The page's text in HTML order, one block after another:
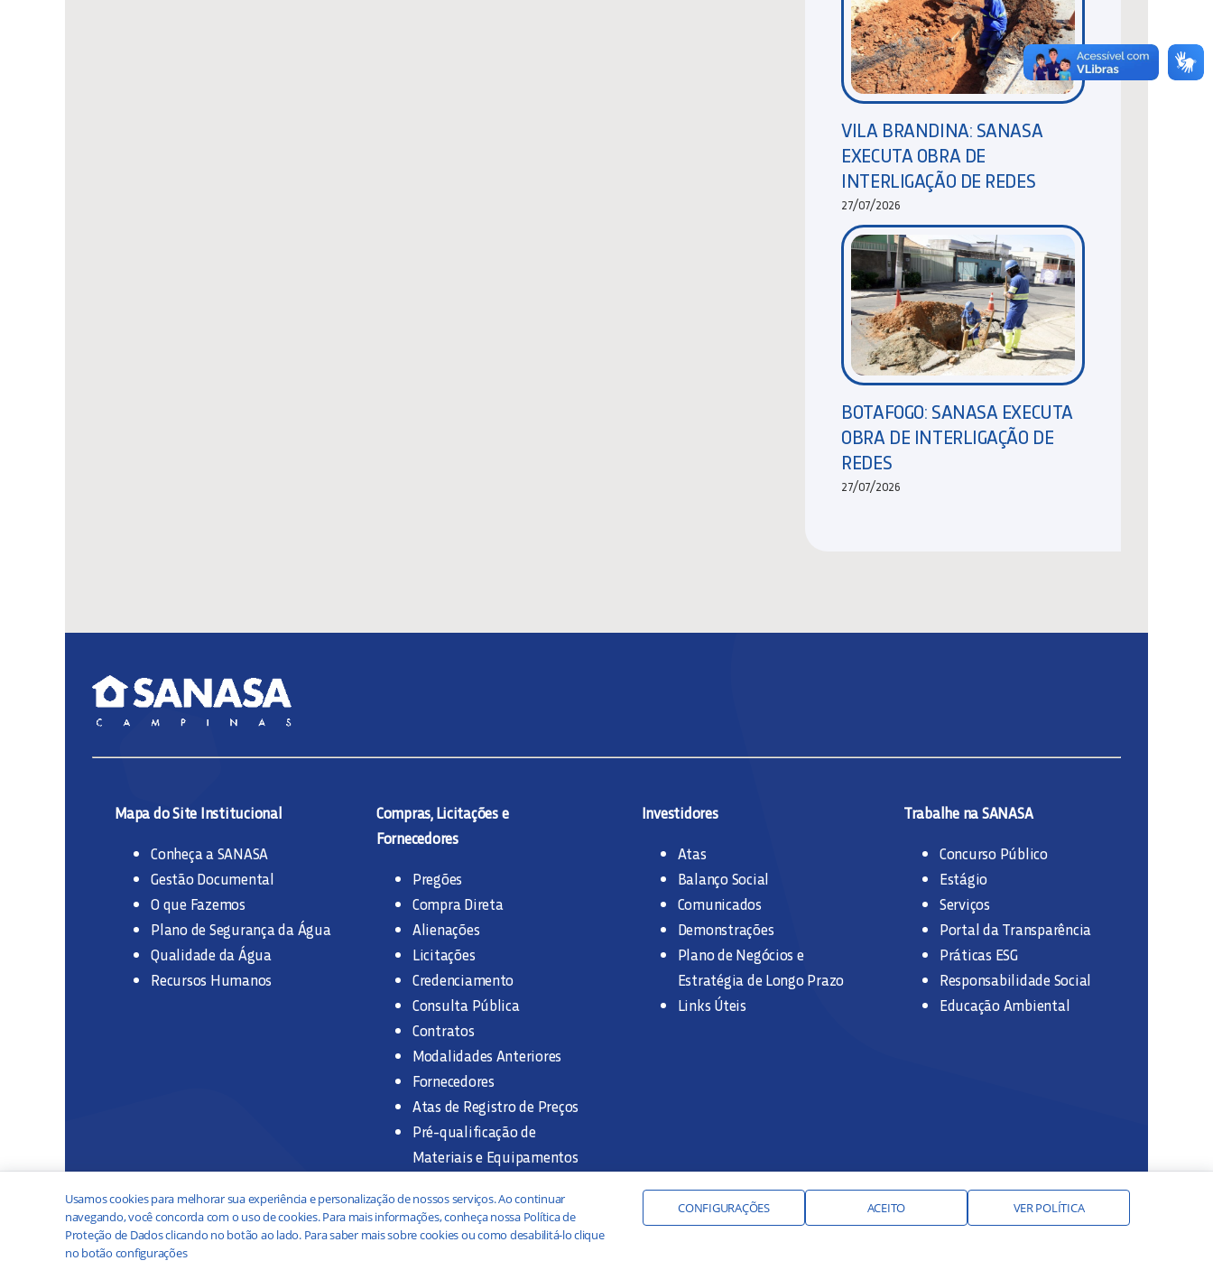
VILA BRANDINA: SANASA
EXECUTA OBRA DE
INTERLIGAÇÃO DE REDES
27/07/2026
BOTAFOGO: SANASA EXECUTA
OBRA DE INTERLIGAÇÃO DE
REDES
27/07/2026
Mapa do Site Institucional
Conheça a SANASA
Gestão Documental
O que Fazemos
Plano de Segurança da Água
Qualidade da Água
Recursos Humanos
Compras, Licitações e
Fornecedores
Pregões
Compra Direta
Alienações
Licitações
Credenciamento
Consulta Pública
Contratos
Modalidades Anteriores
Fornecedores
Atas de Registro de Preços
Pré-qualificação de
Materiais e Equipamentos
Documentação Interna
Investidores
Atas
Balanço Social
Comunicados
Demonstrações
Plano de Negócios e
Estratégia de Longo Prazo
Links Úteis
Trabalhe na SANASA
Concurso Público
Estágio
Serviços
Portal da Transparência
Práticas ESG
Responsabilidade Social
Educação Ambiental
Usamos cookies para melhorar sua experiência e personalização de nossos serviços. Ao continuar
navegando, você concorda com o uso de cookies. Para mais informações, conheça nossa Política de
Proteção de Dados clicando no botão ao lado. Para saber mais sobre cookies ou como desabilitá-lo clique
no botão configurações
CONFIGURAÇÕES ACEITO VER POLÍTICA